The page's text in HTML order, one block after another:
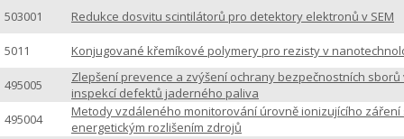
503001
Redukce dosvitu scintilátorů pro detektory elektronů v SEM
5011 Konjugované křemíkové polymery pro rezisty v
495005
Zlepšení prevence a zvýšení ochrany bezpečnostních sborů
inspekcí defektů jaderného paliva
495004
Metody vzdáleného monitorování úrovně ionizujícího záření
energetickým rozlišením zdrojů